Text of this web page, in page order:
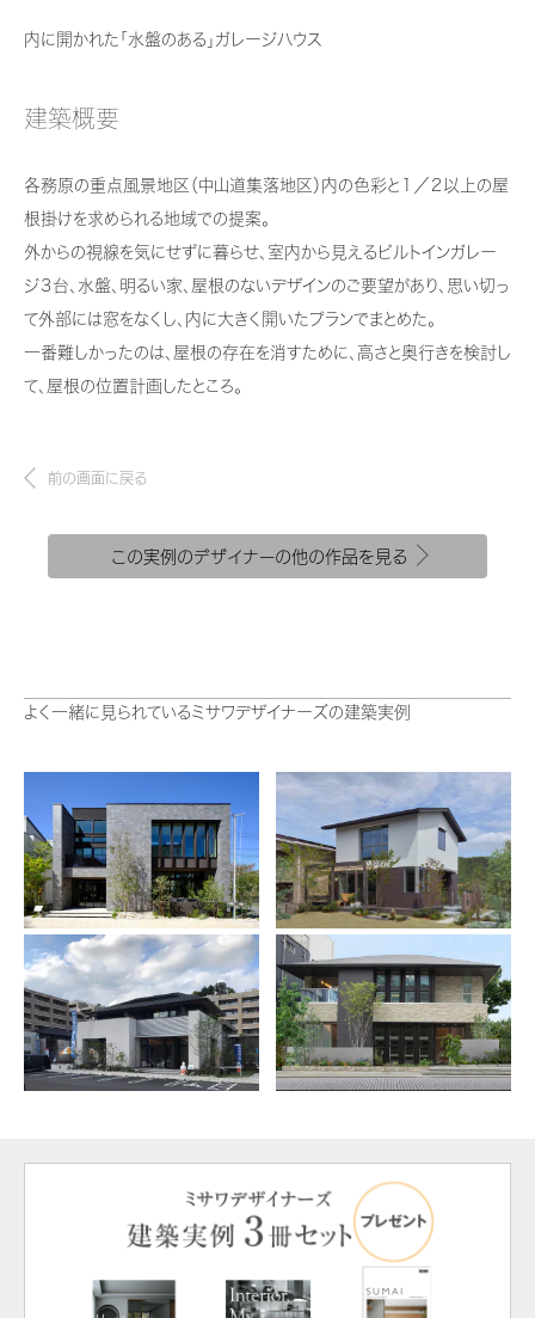
住まいの売却
多彩な動画やこだわりが詰まった建築実例、注目の最新情報など、住まい
づくりを楽しく学べるデジタルラウンジです。
ホームラウンジ 新築・戸建て
ホームラウンジ 土地活用・賃貸経営
実例動画や基礎知識、収納の工夫など、理想の住まいを叶えるリフォーム
の具体策とアイデアを豊富にご用意しています。
ホームラウンジ リフォーム
ームからの大切なお知らせなど配信しています。
ミサワオーナーズクラブ
障がい者採用
ウエルネス事業
海外事業
内に開かれた「水盤のある」ガレージハウス
建築概要
各務原の重点風景地区（中山道集落地区）内の色彩と１／２以上の屋
根掛けを求められる地域での提案。
外からの視線を気にせずに暮らせ、室内から見えるビルトインガレー
ジ３台、水盤、明るい家、屋根のないデザインのご要望があり、思い切っ
て外部には窓をなくし、内に大きく開いたプランでまとめた。
一番難しかったのは、屋根の存在を消すために、高さと奥行きを検討し
て、屋根の位置計画したところ。
前の画面に戻る
この実例のデザイナーの他の作品を見る
よく一緒に見られているミサワデザイナーズの建築実例